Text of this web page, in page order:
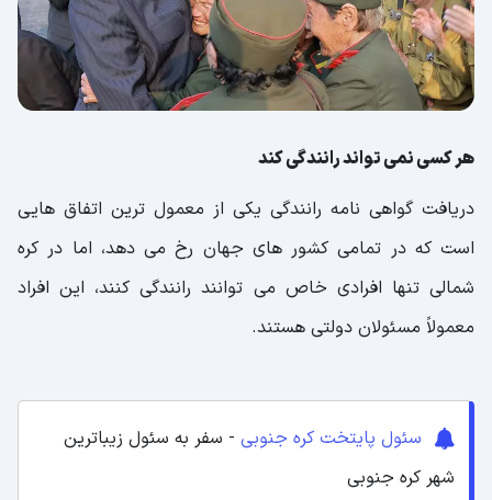
هر کسی نمی تواند رانندگی کند
دریافت گواهی نامه رانندگی یکی از معمول ترین اتفاق هایی
است که در تمامی کشور های جهان رخ می دهد، اما در کره
شمالی تنها افرادی خاص می توانند رانندگی کنند، این افراد
معمولاً مسئولان دولتی هستند.
سئول پایتخت کره جنوبی - سفر به سئول زیباترین
شهر کره جنوبی